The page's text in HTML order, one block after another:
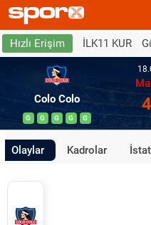
Hızlı Erişim İLK11 KUR
Colo Colo
G G G G G
Olaylar Kadrolar